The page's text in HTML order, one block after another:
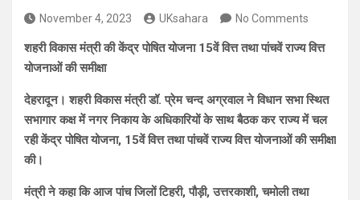
November 4, 2023 UKsahara No Comments
शहरी विकास मंत्री की केंद्र पोषित योजना 15वें वित्त तथा पांचवें राज्य वित्त
योजनाओं की समीक्षा
देहरादून। शहरी विकास मंत्री डॉ. प्रेम चन्द अग्रवाल ने विधान सभा स्थित
सभागार कक्ष में नगर निकाय के अधिकारियों के साथ बैठक कर राज्य में चल
रही केंद्र पोषित योजना, 15वें वित्त तथा पांचवें राज्य वित्त योजनाओं की समीक्षा
की।
मंत्री ने कहा कि आज पांच जिलों टिहरी, पौड़ी, उत्तरकाशी, चमोली तथा